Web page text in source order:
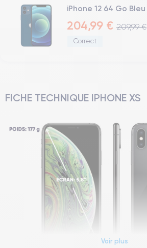
iPhone 12 64 Go Bleu
204,99 € 209,99 €
Correct
FICHE TECHNIQUE IPHONE XS
Voir plus